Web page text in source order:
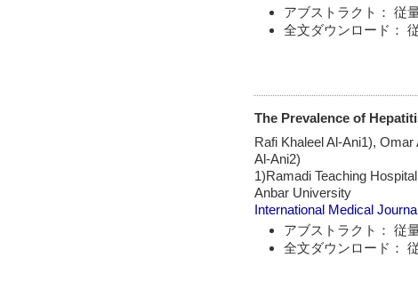
アブストラクト： 従
全文ダウンロード：
The Prevalence of
Rafi Khaleel Al-Ani1),
Al-Ani2)
1)Ramadi Teaching
Anbar University
International Medical
アブストラクト： 従
全文ダウンロード：